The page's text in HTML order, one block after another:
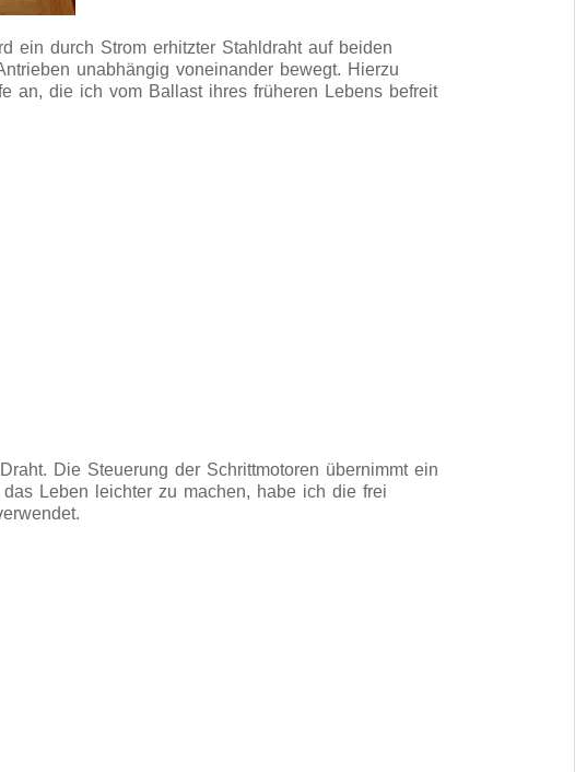
ein durch Strom erhitzter Stahldraht auf beiden
unabhängig voneinander bewegt. Hierzu
an, die ich vom Ballast ihres früheren Lebens befreit
Die Steuerung der Schrittmotoren übernimmt ein
Leben leichter zu machen, habe ich die frei